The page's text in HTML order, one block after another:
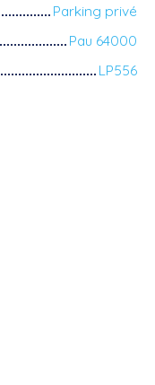
Parking privé
Pau 64000
LP556